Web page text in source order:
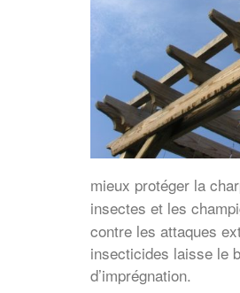
mieux protéger la
insectes et les
contre les attaques
insecticides laisse le
d’imprégnation.